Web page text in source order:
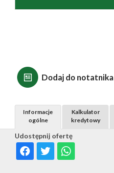
Dodaj do notatnika
Udostępnij ofertę
Informacje
ogólne
Kalkulator
kredytowy